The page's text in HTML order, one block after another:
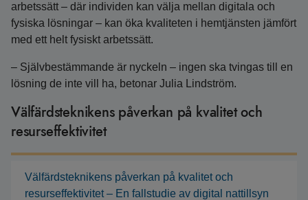
arbetssätt – där individen kan välja mellan digitala och
fysiska lösningar – kan öka kvaliteten i hemtjänsten jämfört
med ett helt fysiskt arbetssätt.
– Självbestämmande är nyckeln – ingen ska tvingas till en
lösning de inte vill ha, betonar Julia Lindström.
Välfärdsteknikens påverkan på kvalitet och
resurseffektivitet
Välfärdsteknikens påverkan på kvalitet och
resurseffektivitet – En fallstudie av digital nattillsyn